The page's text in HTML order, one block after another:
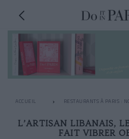
ACCUEIL RESTAURANTS À PARIS :
L’ARTISAN LIBANAIS,
FAIT VIBRER